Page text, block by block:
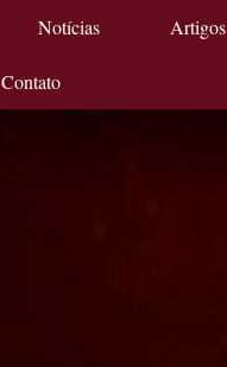
Notícias Artigos
Contato